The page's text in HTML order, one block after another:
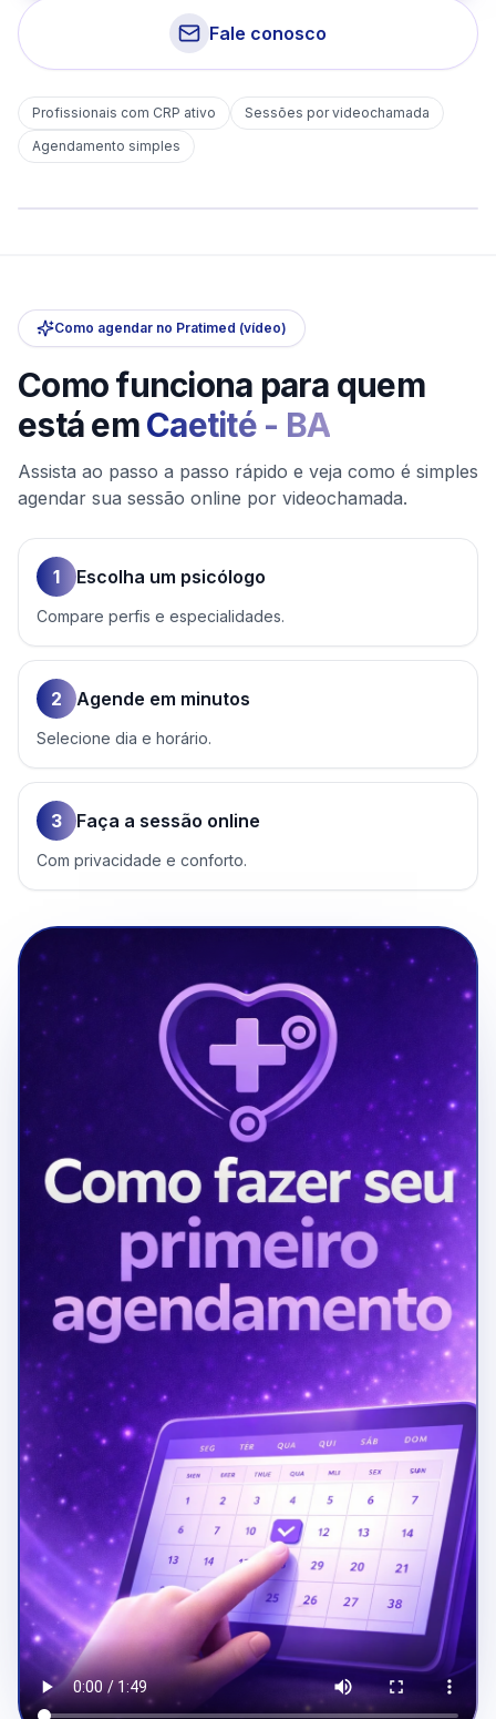
Fale conosco
Profissionais com CRP ativo
Sessões por videochamada
Agendamento simples
Como agendar no Pratimed (vídeo)
Como funciona para quem
está em Caetité- BA
Assista ao passo a passo rápido e veja como é simples
agendar sua sessão online por videochamada.
1 Escolha um psicólogo
Compare perfis e especialidades.
2 Agende em minutos
Selecione dia e horário.
3 Faça a sessão online
Com privacidade e conforto.